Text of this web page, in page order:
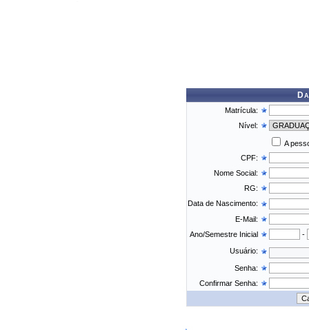
Matrícula:
Nível:
A
CPF:
Nome Social:
RG:
Data de Nascimento:
E-Mail:
Ano/Semestre Inicial
-
Usuário:
Senha:
Confirmar Senha: